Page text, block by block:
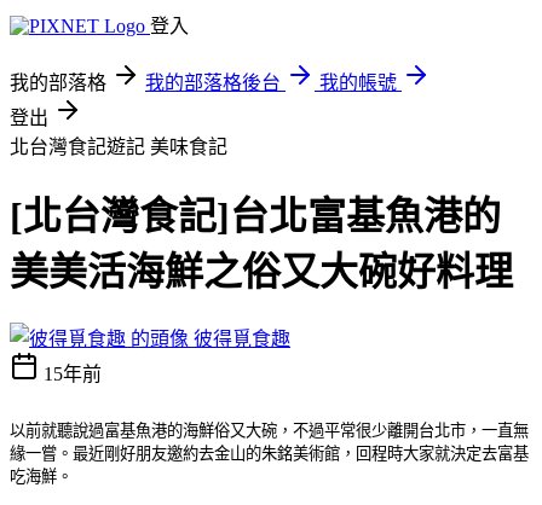
登入
我的部落格 我的部落格後台
我的帳號
登出
北台灣食記遊記 美味食記
[北台灣食記]台北富基魚港的
美美活海鮮之俗又大碗好料理
彼得覓食趣
15年前
以前就聽說過富基魚港的海鮮俗又大碗，不過平常很少離開台北市，一直無
緣一嘗。最近剛好朋友邀約去金山的朱銘美術館，回程時大家就決定去富基
吃海鮮。